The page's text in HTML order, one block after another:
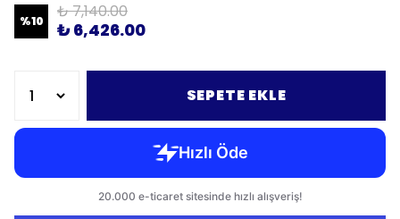
%10 ₺ 7,140.00
₺ 6,426.00
SEPETE EKLE